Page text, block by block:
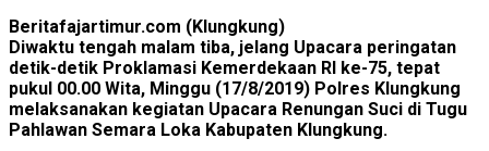
Beritafajartimur.com (Klungkung)
Diwaktu tengah malam tiba, jelang Upacara peringatan
detik-detik Proklamasi Kemerdekaan RI ke-75, tepat
pukul 00.00 Wita, Minggu (17/8/2019) Polres Klungkung
melaksanakan kegiatan Upacara Renungan Suci di Tugu
Pahlawan Semara Loka Kabupaten Klungkung.